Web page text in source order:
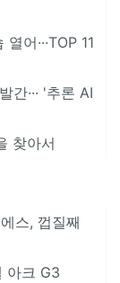
어···TOP 11
··· '추론 AI
찾아서
스, 껍질째
아크 G3